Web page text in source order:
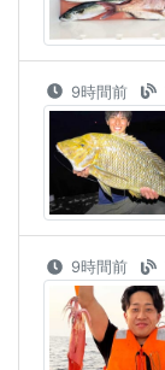
9時間前
9時間前